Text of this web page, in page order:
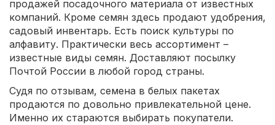
продажей посадочного материала от известных
компаний. Кроме семян здесь продают удобрения,
садовый инвентарь. Есть поиск культуры по
алфавиту. Практически весь ассортимент –
известные виды семян. Доставляют посылку
Почтой России в любой город страны.
Судя по отзывам, семена в белых пакетах
продаются по довольно привлекательной цене.
Именно их стараются выбирать покупатели.